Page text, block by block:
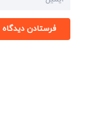
فرستادن دیدگاه